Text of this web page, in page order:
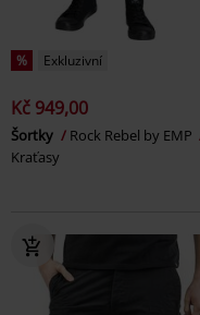
% Exkluzivní
Kč 949,00
Šortky
Rock Rebel by EMP
Kraťasy